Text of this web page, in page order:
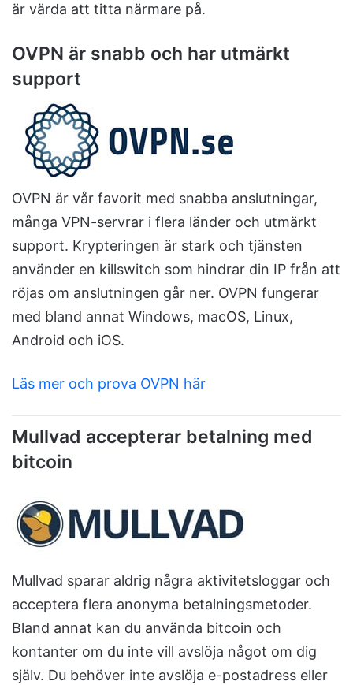
är värda att titta närmare på.
OVPN är snabb och har utmärkt
support
OVPN är vår favorit med snabba anslutningar,
många VPN-servrar i flera länder och utmärkt
support. Krypteringen är stark och tjänsten
använder en killswitch som hindrar din IP från att
röjas om anslutningen går ner. OVPN fungerar
med bland annat Windows, macOS, Linux,
Android och iOS.
Läs mer och prova OVPN här
Mullvad accepterar betalning med
bitcoin
Mullvad sparar aldrig några aktivitetsloggar och
acceptera flera anonyma betalningsmetoder.
Bland annat kan du använda bitcoin och
kontanter om du inte vill avslöja något om dig
själv. Du behöver inte avslöja e-postadress eller